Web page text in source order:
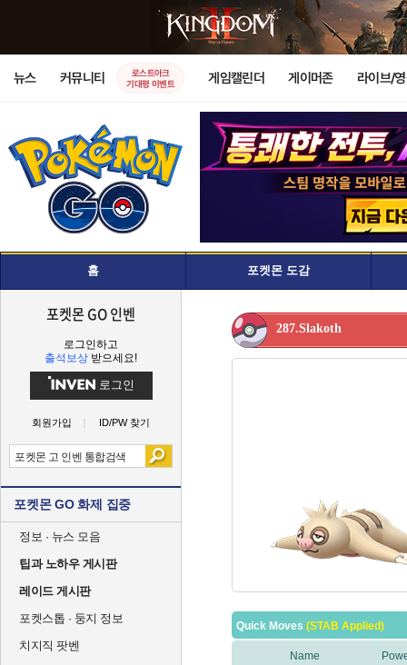
뉴스 커뮤니티
로스트아크
기대평 이벤트
게임캘린더 게이머존 라이브/
홈 포켓몬 도감
포켓몬 GO 인벤
로그인하고
출석보상 받으세요!
로그인
회원가입 ID/PW 찾기
포켓몬 GO 화제 집중
정보 · 뉴스 모음
팁과 노하우 게시판
레이드 게시판
포켓스톱 · 둥지 정보
치지직 팟벤
287.Slakoth
Quick Moves (STAB Applied)
Name